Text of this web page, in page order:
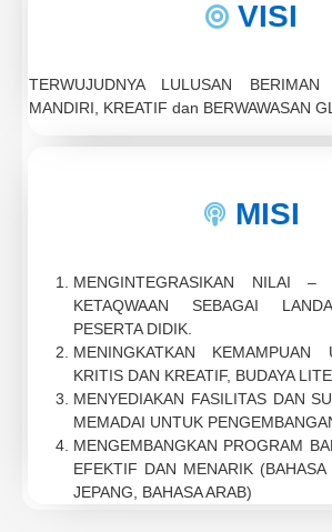
VISI
TERWUJUDNYA LULUSAN BERIMAN
MANDIRI, KREATIF dan BERWAWASAN
MISI
MENGINTEGRASIKAN NILAI –
KETAQWAAN SEBAGAI
PESERTA DIDIK.
MENINGKATKAN KEMAMPUAN
KRITIS DAN KREATIF, BUDAYA
MENYEDIAKAN FASILITAS DAN
MEMADAI UNTUK
MENGEMBANGKAN PROGRAM
EFEKTIF DAN MENARIK
JEPANG, BAHASA ARAB)